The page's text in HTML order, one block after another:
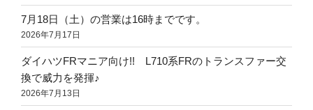
7月18日（土）の営業は16時までです。
2026年7月17日
ダイハツFRマニア向け!! L710系FRのトランスファー交
換で威力を発揮♪
2026年7月13日